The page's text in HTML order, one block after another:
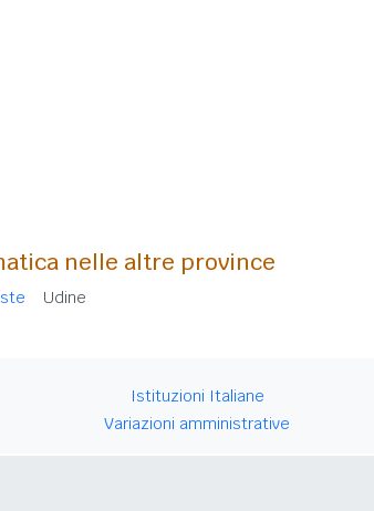
nelle altre province
Udine
Istituzioni Italiane
Variazioni amministrative